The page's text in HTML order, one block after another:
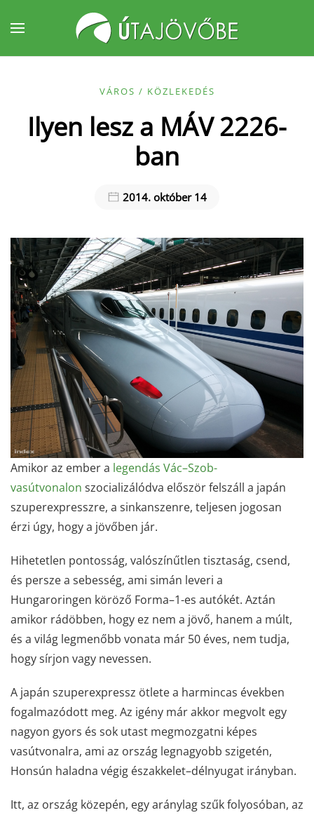
Fő tartalom átugrása
VÁROS / KÖZLEKEDÉS
Ilyen lesz a MÁV 2226-
ban
2014. október 14
Amikor az ember a legendás Vác–Szob-
vasútvonalon szocializálódva először felszáll a japán
szuperexpresszre, a sinkanszenre, teljesen jogosan
érzi úgy, hogy a jövőben jár.
Hihetetlen pontosság, valószínűtlen tisztaság, csend,
és persze a sebesség, ami simán leveri a
Hungaroringen köröző Forma–1-es autókét. Aztán
amikor rádöbben, hogy ez nem a jövő, hanem a múlt,
és a világ legmenőbb vonata már 50 éves, nem tudja,
hogy sírjon vagy nevessen.
A japán szuperexpressz ötlete a harmincas években
fogalmazódott meg. Az igény már akkor megvolt egy
nagyon gyors és sok utast megmozgatni képes
vasútvonalra, ami az ország legnagyobb szigetén,
Honsún haladna végig északkelet–délnyugat irányban.
Itt, az ország közepén, egy aránylag szűk folyosóban, az